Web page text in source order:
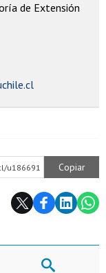
de Extensión
u186691 Copiar